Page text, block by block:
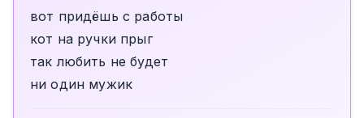
вот придёшь с работы
кот на ручки прыг
так любить не будет
ни один мужик